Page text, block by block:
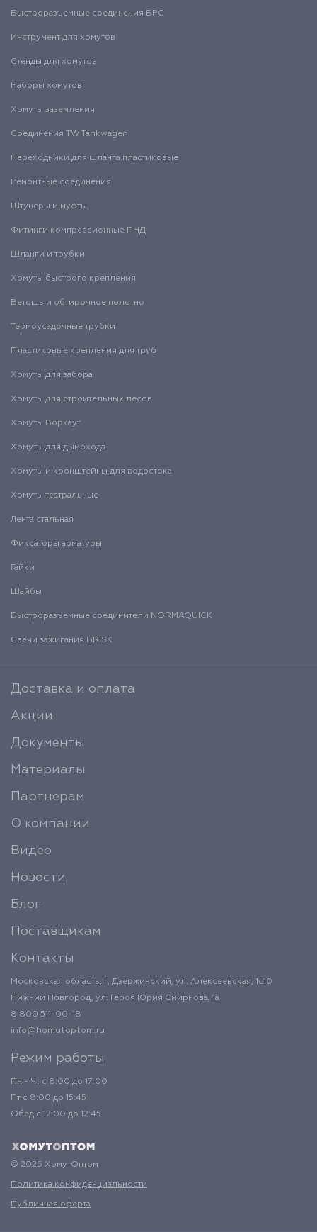
Быстроразъемные соединения БРС
Инструмент для хомутов
Стенды для хомутов
Наборы хомутов
Хомуты заземления
Соединения TW Tankwagen
Переходники для шланга пластиковые
Ремонтные соединения
Штуцеры и муфты
Фитинги компрессионные ПНД
Шланги и трубки
Хомуты быстрого крепления
Ветошь и обтирочное полотно
Термоусадочные трубки
Пластиковые крепления для труб
Хомуты для забора
Хомуты для строительных лесов
Хомуты Воркаут
Хомуты для дымохода
Хомуты и кронштейны для водостока
Хомуты театральные
Лента стальная
Фиксаторы арматуры
Гайки
Шайбы
Быстроразъемные соединители NORMAQUICK
Свечи зажигания BRISK
Доставка и оплата
Акции
Документы
Материалы
Партнерам
О компании
Видео
Новости
Блог
Поставщикам
Контакты
Московская область, г. Дзержинский, ул. Алексеевская, 1с10
Нижний Новгород, ул. Героя Юрия Смирнова, 1а
8 800 511-00-18
info@homutoptom.ru
Режим работы
Пн - Чт с 8:00 до 17:00
Пт с 8:00 до 15:45
Обед с 12:00 до 12:45
© 2026 ХомутОптом
Политика конфиденциальности
Публичная оферта